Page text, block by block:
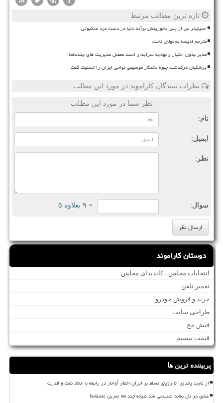
تازه ترین مطالب مرتبط
اسپایدر من از پس ماموریتش برآمد دنیا در دست مرد عنکبوتی
مترجم ادیسه به نولان تاخت
مدیر بدون اختیار و بودجه سرایدار است معضل مدیریت های چندماهه!
پزشکیان درگذشت چهره ماندگار موسیقی نواحی ایران را تسلیت گفت
نظرات بینندگان کاراموند در مورد این مطلب
نظر شما در مورد این مطلب
نام:
ایمیل:
نظر:
سوال: = ۹ بعلاوه ۵
دوستان کاراموند
انتخابات مجلس ، کاندیدای مجلس
تعمیر تلفن
خرید و فروش خودرو
طراحی سایت
فیش حج
قیمت بیسیم
پربیننده ترین ها
از غارت پاندورا تا رؤیای تسلط بر ایران اخطار آواتار در رابطه با اتحاد نفت و قدرت
عشق در دل بماند شنیدنی شد نتیجه چند ماه تمرین عاشقانه!